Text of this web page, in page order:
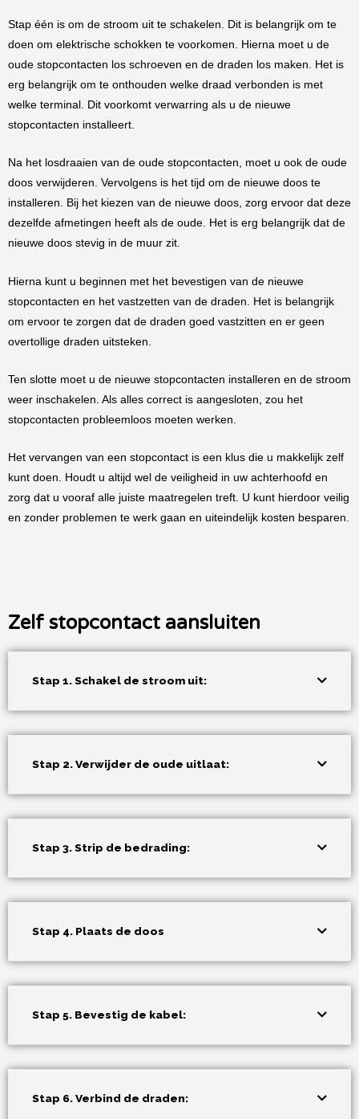
Stap één is om de stroom uit te schakelen. Dit is belangrijk om te
doen om elektrische schokken te voorkomen. Hierna moet u de
oude stopcontacten los schroeven en de draden los maken. Het is
erg belangrijk om te onthouden welke draad verbonden is met
welke terminal. Dit voorkomt verwarring als u de nieuwe
stopcontacten installeert.
Na het losdraaien van de oude stopcontacten, moet u ook de oude
doos verwijderen. Vervolgens is het tijd om de nieuwe doos te
installeren. Bij het kiezen van de nieuwe doos, zorg ervoor dat deze
dezelfde afmetingen heeft als de oude. Het is erg belangrijk dat de
nieuwe doos stevig in de muur zit.
Hierna kunt u beginnen met het bevestigen van de nieuwe
stopcontacten en het vastzetten van de draden. Het is belangrijk
om ervoor te zorgen dat de draden goed vastzitten en er geen
overtollige draden uitsteken.
Ten slotte moet u de nieuwe stopcontacten installeren en de stroom
weer inschakelen. Als alles correct is aangesloten, zou het
stopcontacten probleemloos moeten werken.
Het vervangen van een stopcontact is een klus die u makkelijk zelf
kunt doen. Houdt u altijd wel de veiligheid in uw achterhoofd en
zorg dat u vooraf alle juiste maatregelen treft. U kunt hierdoor veilig
en zonder problemen te werk gaan en uiteindelijk kosten besparen.
Zelf stopcontact aansluiten
Stap 1. Schakel de stroom uit:
Stap 2. Verwijder de oude uitlaat:
Stap 3. Strip de bedrading:
Stap 4. Plaats de doos
Stap 5. Bevestig de kabel:
Stap 6. Verbind de draden: